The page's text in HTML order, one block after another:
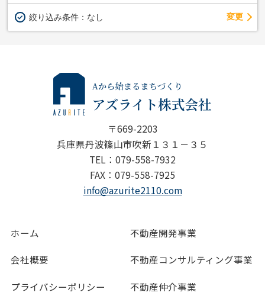
絞り込み条件： なし 変更
〒669-2203
兵庫県丹波篠山市吹新１３１－３５
TEL：079-558-7932
FAX：079-558-7925
info@azurite2110.com
ホーム
会社概要
プライバシーポリシー
不動産開発事業
不動産コンサルティング事業
不動産仲介事業